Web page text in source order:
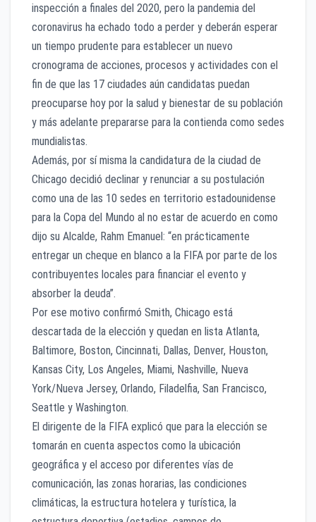
inspección a finales del 2020, pero la pandemia del
coronavirus ha echado todo a perder y deberán esperar
un tiempo prudente para establecer un nuevo
cronograma de acciones, procesos y actividades con el
fin de que las 17 ciudades aún candidatas puedan
preocuparse hoy por la salud y bienestar de su población
y más adelante prepararse para la contienda como sedes
mundialistas.
Además, por sí misma la candidatura de la ciudad de
Chicago decidió declinar y renunciar a su postulación
como una de las 10 sedes en territorio estadounidense
para la Copa del Mundo al no estar de acuerdo en como
dijo su Alcalde, Rahm Emanuel: “en prácticamente
entregar un cheque en blanco a la FIFA por parte de los
contribuyentes locales para financiar el evento y
absorber la deuda”.
Por ese motivo confirmó Smith, Chicago está
descartada de la elección y quedan en lista Atlanta,
Baltimore, Boston, Cincinnati, Dallas, Denver, Houston,
Kansas City, Los Angeles, Miami, Nashville, Nueva
York/Nueva Jersey, Orlando, Filadelfia, San Francisco,
Seattle y Washington.
El dirigente de la FIFA explicó que para la elección se
tomarán en cuenta aspectos como la ubicación
geográfica y el acceso por diferentes vías de
comunicación, las zonas horarias, las condiciones
climáticas, la estructura hotelera y turística, la